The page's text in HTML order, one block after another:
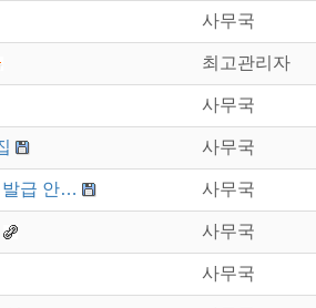
사무국
최고관리자
사무국
사무국
발급 안… 사무국
사무국
사무국